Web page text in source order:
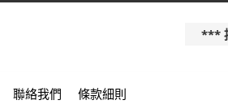
***
聯絡我們 條款細則